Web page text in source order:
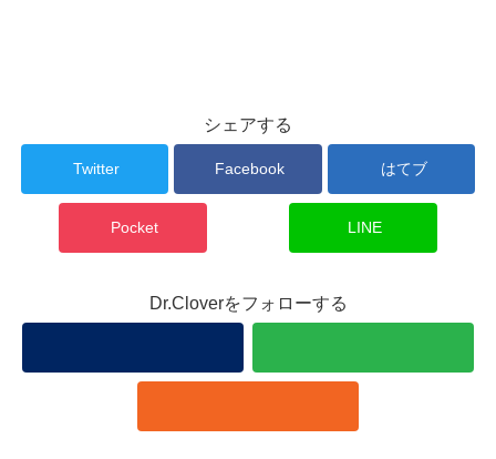
シェアする
Twitter Facebook はてブ
Pocket LINE
Dr.Cloverをフォローする